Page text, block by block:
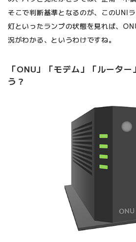
そこで判断基準となるのが、このUNI
灯といったランプの状態を見れば、
況がわかる、というわけですね。
「ONU」「モデム」「ルータ
う？